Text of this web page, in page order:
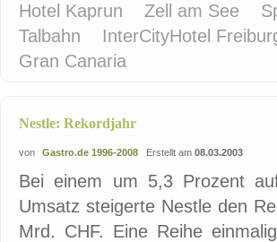
Hotel Kaprun
Zell am See
Talbahn
InterCityHotel
Gran Canaria
Nestle: Rekordjahr
von Gastro.de 1996-2008 Erstellt am 08.03.2003
Bei einem um 5,3 Prozent
Umsatz steigerte Nestle den
Mrd. CHF. Eine Reihe